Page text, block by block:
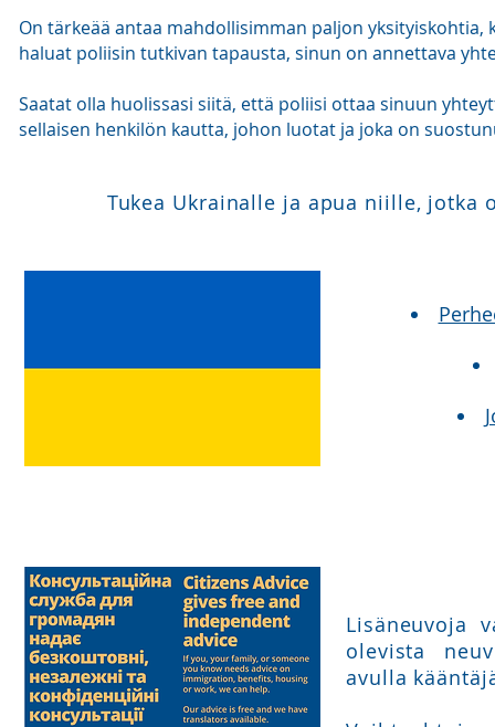
On tärkeää antaa mahdollisimman paljon
haluat poliisin tutkivan tapausta, sinun on annettava
Saatat olla huolissasi siitä, että poliisi ottaa sinuun
sellaisen henkilön kautta, johon luotat ja joka on
Tukea Ukrainalle ja apua niille, jotka
Lisäneuvoja
olevista
avulla